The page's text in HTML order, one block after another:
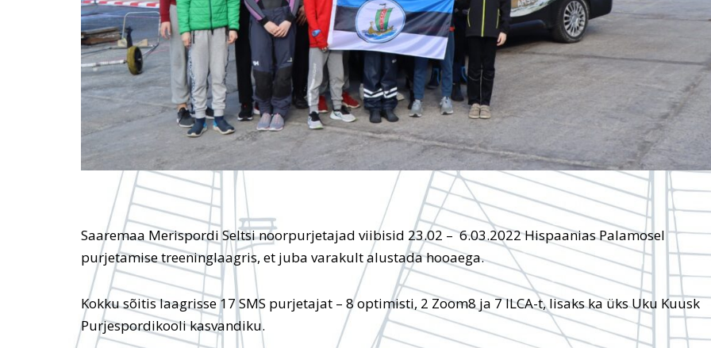
Saaremaa Merispordi Seltsi noorpurjetajad viibisid 23.02 – 6.03.2022 Hispaanias Palamosel
purjetamise treeninglaagris, et juba varakult alustada hooaega.
Kokku sõitis laagrisse 17 SMS purjetajat – 8 optimisti, 2 Zoom8 ja 7 ILCA-t, lisaks ka üks Uku Kuusk
Purjespordikooli kasvandiku.